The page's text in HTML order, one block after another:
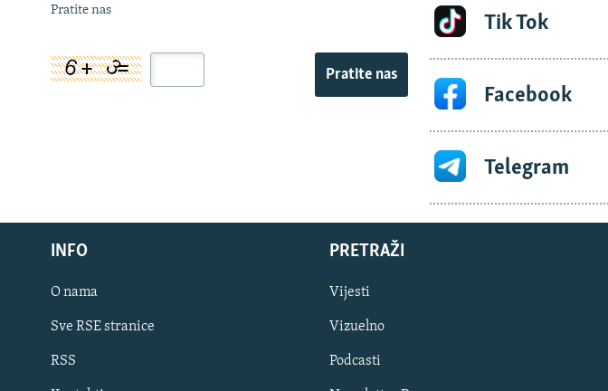
Pratite nas
Pratite nas
Tik Tok
Facebook
Telegram
INFO
O nama
Sve RSE stranice
RSS
PRETRAŽI
Vijesti
Vizuelno
Podcasti